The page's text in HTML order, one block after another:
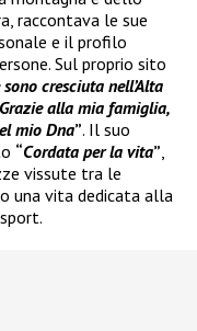
raccontava le sue
e il profilo
Sul proprio sito
cresciuta nell’Alta
alla mia famiglia,
mio Dna”. Il suo
“Cordata per la vita”
vissute tra le
una vita dedicata alla